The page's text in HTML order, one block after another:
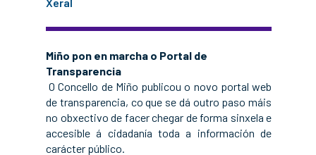
Miño pon en marcha o Portal de
Transparencia
O Concello de Miño publicou o novo portal web
de transparencia, co que se dá outro paso máis
no obxectivo de facer chegar de forma sinxela e
accesible á cidadanía toda a información de
carácter público.